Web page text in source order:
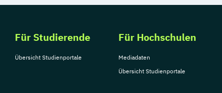
Für Studierende
Übersicht Studienportale
Für Hochschulen
Mediadaten
Übersicht Studienportale